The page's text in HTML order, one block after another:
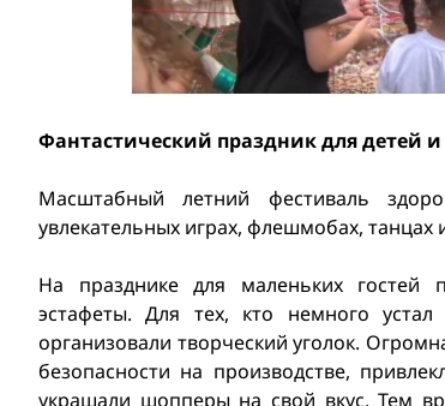
Фантастический праздник для детей
Масштабный летний фестиваль
увлекательных играх, флешмобах, танцах
На празднике для маленьких гостей
эстафеты. Для тех, кто немного
организовали творческий уголок.
безопасности на производстве,
украшали шопперы на свой вкус. Тем